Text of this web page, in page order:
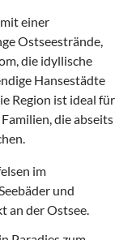
einer
Ostseestrände,
die idyllische
Hansestädte
Region ist ideal für
die abseits
im
und
an der Ostsee.